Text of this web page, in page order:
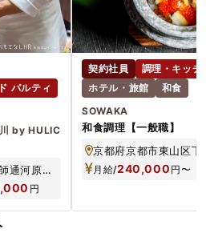
パルティ
by HULIC
京都府京都市中京区蛸薬師通河原町東入備前島町310-2
円
契約社員
調理・キッチ
ホテル・旅館
和食
SOWAKA
和食調理【一般職】
月給/240,000 円〜